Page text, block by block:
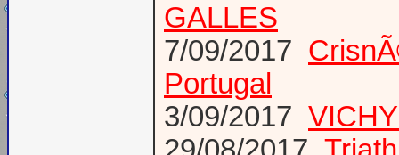
GALLES
7/09/2017
Portugal
3/09/2017